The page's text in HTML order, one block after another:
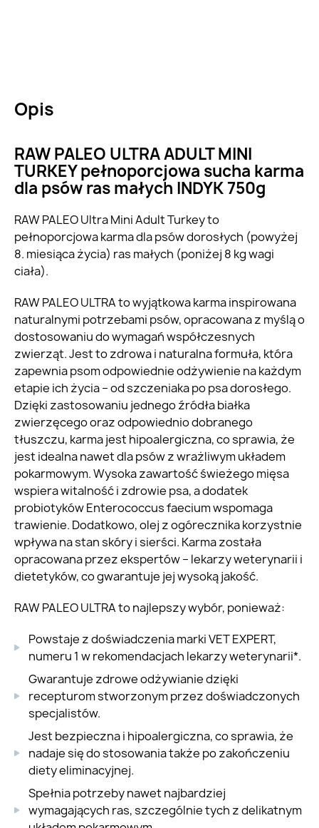
Opis
RAW PALEO ULTRA ADULT MINI
TURKEY pełnoporcjowa sucha karma
dla psów ras małych INDYK 750g
RAW PALEO Ultra Mini Adult Turkey to
pełnoporcjowa karma dla psów dorosłych (powyżej
8. miesiąca życia) ras małych (poniżej 8 kg wagi
ciała).
RAW PALEO ULTRA to wyjątkowa karma inspirowana
naturalnymi potrzebami psów, opracowana z myślą o
dostosowaniu do wymagań współczesnych
zwierząt. Jest to zdrowa i naturalna formuła, która
zapewnia psom odpowiednie odżywienie na każdym
etapie ich życia – od szczeniaka po psa dorosłego.
Dzięki zastosowaniu jednego źródła białka
zwierzęcego oraz odpowiednio dobranego
tłuszczu, karma jest hipoalergiczna, co sprawia, że
jest idealna nawet dla psów z wrażliwym układem
pokarmowym. Wysoka zawartość świeżego mięsa
wspiera witalność i zdrowie psa, a dodatek
probiotyków Enterococcus faecium wspomaga
trawienie. Dodatkowo, olej z ogórecznika korzystnie
wpływa na stan skóry i sierści. Karma została
opracowana przez ekspertów – lekarzy weterynarii i
dietetyków, co gwarantuje jej wysoką jakość.
RAW PALEO ULTRA to najlepszy wybór, ponieważ:
Powstaje z doświadczenia marki VET EXPERT,
numeru 1 w rekomendacjach lekarzy weterynarii*.
Gwarantuje zdrowe odżywianie dzięki
recepturom stworzonym przez doświadczonych
specjalistów.
Jest bezpieczna i hipoalergiczna, co sprawia, że
nadaje się do stosowania także po zakończeniu
diety eliminacyjnej.
Spełnia potrzeby nawet najbardziej
wymagających ras, szczególnie tych z delikatnym